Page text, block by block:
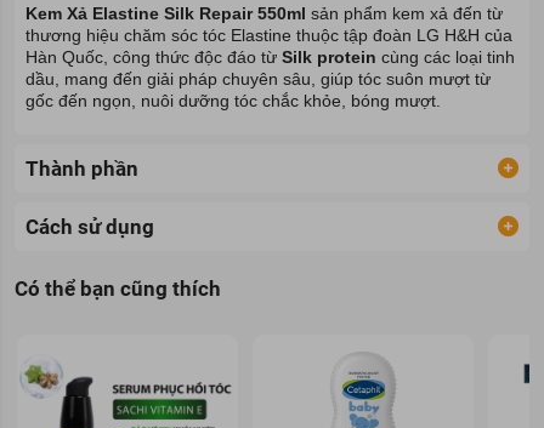
Kem Xả Elastine Silk Repair 550ml sản phẩm kem xả đến từ
thương hiệu chăm sóc tóc Elastine thuộc tập đoàn LG H&H của
Hàn Quốc, công thức độc đáo từ Silk protein cùng các loại tinh
dầu, mang đến giải pháp chuyên sâu, giúp tóc suôn mượt từ
gốc đến ngọn, nuôi dưỡng tóc chắc khỏe, bóng mượt.
Thành phần
Cách sử dụng
Có thể bạn cũng thích